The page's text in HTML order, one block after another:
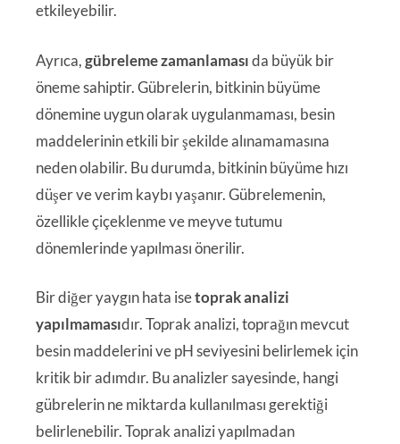
etkileyebilir.
Ayrıca,gübreleme zamanlamasıda büyük bir
öneme sahiptir. Gübrelerin, bitkinin büyüme
dönemine uygun olarak uygulanmaması, besin
maddelerinin etkili bir şekilde alınamamasına
neden olabilir. Bu durumda, bitkinin büyüme hızı
düşer ve verim kaybı yaşanır. Gübrelemenin,
özellikle çiçeklenme ve meyve tutumu
dönemlerinde yapılması önerilir.
Bir diğer yaygın hata isetoprak analizi
yapılmamasıdır. Toprak analizi, toprağın mevcut
besin maddelerini ve pH seviyesini belirlemek için
kritik bir adımdır. Bu analizler sayesinde, hangi
gübrelerin ne miktarda kullanılması gerektiği
belirlenebilir. Toprak analizi yapılmadan